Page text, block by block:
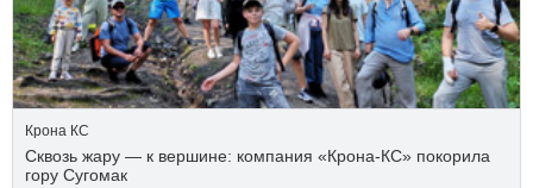
Крона КС
Сквозь жару — к вершине: компания «Крона‑КС» покорила
гору Сугомак